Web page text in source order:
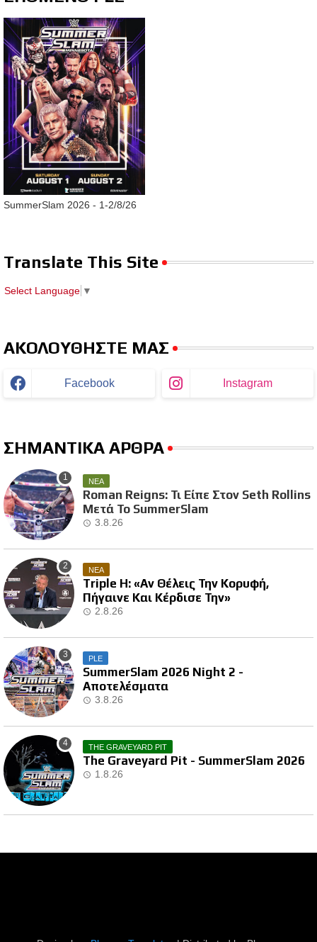
SummerSlam 2026 - 1-2/8/26
Translate This Site
Select Language ▼
ΑΚΟΛΟΥΘΗΣΤΕ ΜΑΣ
Facebook Instagram
ΣΗΜΑΝΤΙΚΑ ΑΡΘΡΑ
ΝΕΑ
Roman Reigns: Τι Είπε Στον Seth Rollins
Μετά Το SummerSlam
3.8.26
ΝΕΑ
Triple H: «Αν Θέλεις Την Κορυφή,
Πήγαινε Και Κέρδισε Την»
2.8.26
PLE
SummerSlam 2026 Night 2 -
Αποτελέσματα
3.8.26
THE GRAVEYARD PIT
The Graveyard Pit - SummerSlam 2026
1.8.26